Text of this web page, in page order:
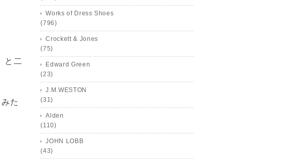
と二
た
Works of Dress Shoes
(796)
Crockett & Jones
(75)
Edward Green
(23)
J.M.WESTON
(31)
Alden
(110)
JOHN LOBB
(43)